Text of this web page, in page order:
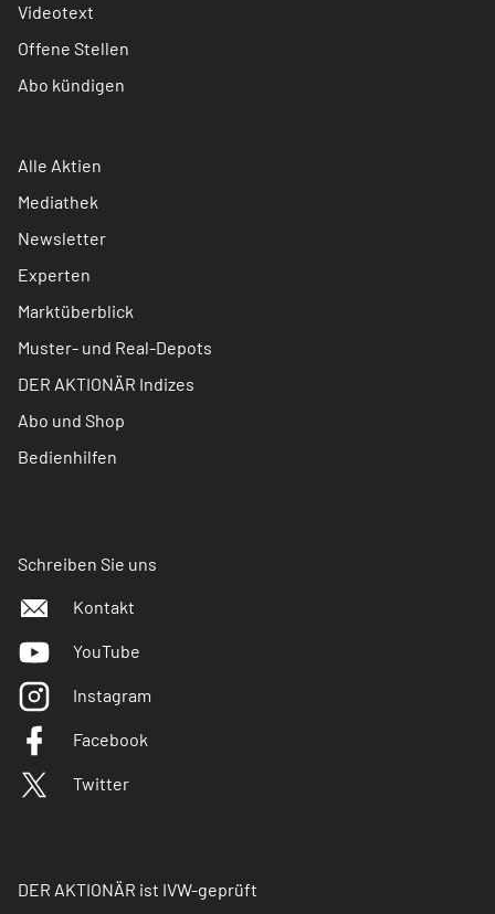
Videotext
Offene Stellen
Abo kündigen
Alle Aktien
Mediathek
Newsletter
Experten
Marktüberblick
Muster- und Real-Depots
DER AKTIONÄR Indizes
Abo und Shop
Bedienhilfen
Schreiben Sie uns
Kontakt
YouTube
Instagram
Facebook
Twitter
DER AKTIONÄR ist IVW-geprüft